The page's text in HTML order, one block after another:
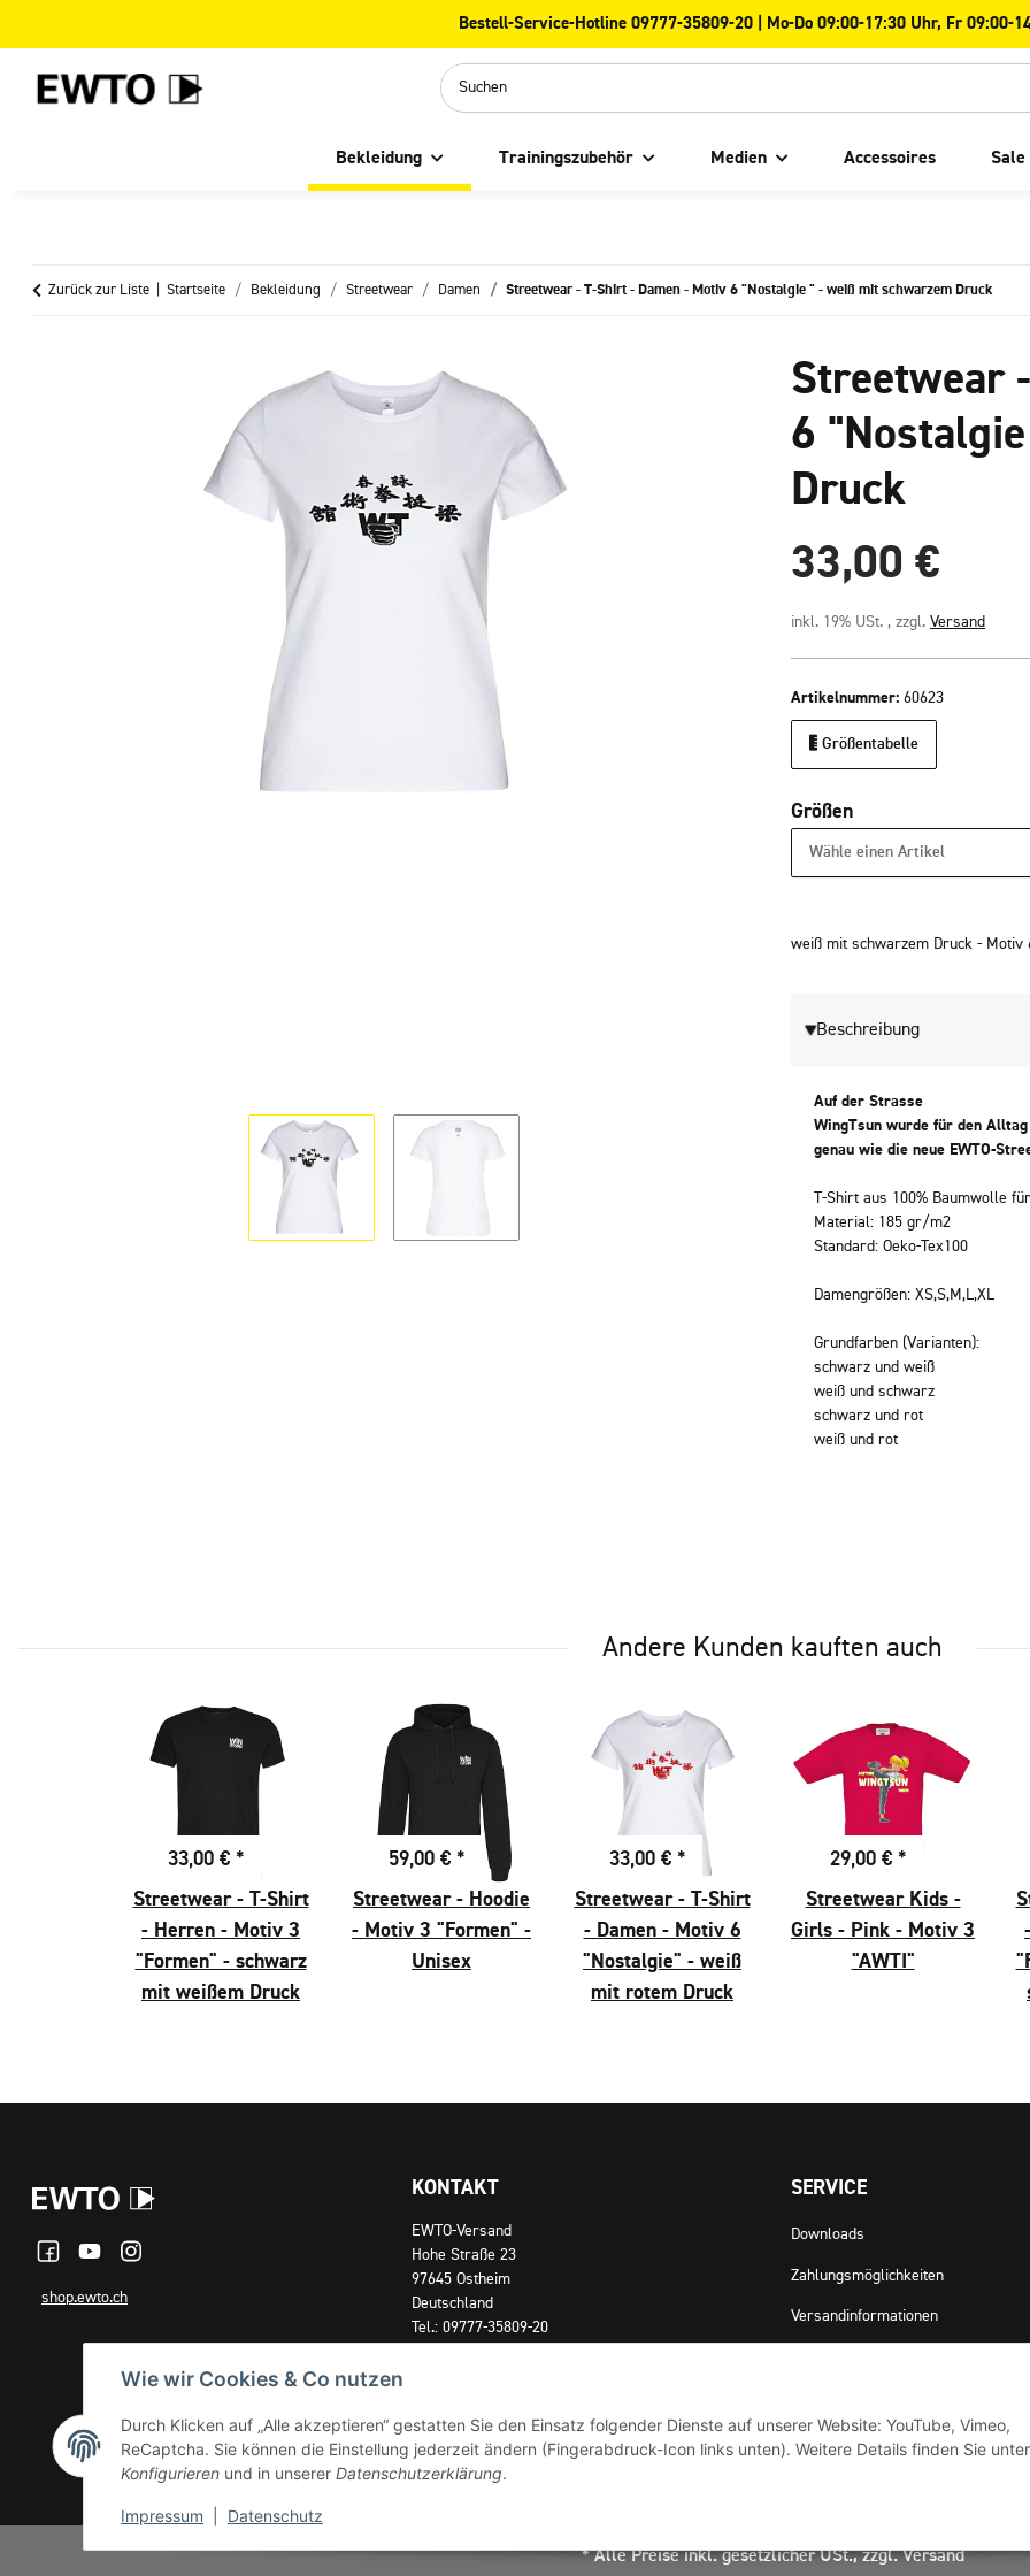
Bestell-Service-Hotline 09777-35809-20 | Mo-Do 09:00-17:30 Uhr, Fr 09:00-
Bekleidung Trainingszubehör Medien Accessoires Sale
Zurück zur Liste Startseite Bekleidung Streetwear Damen Streetwear - T-Shirt - Damen - Motiv 6 "Nostalgie " - weiß mit schwarzem Druck
Streetwear
6
Druck
33,00 €
inkl. 19% USt. , zzgl. Versand
Artikelnummer: 60623
Größentabelle
Größen
Wähle einen Artikel
weiß mit schwarzem Druck - Motiv
Beschreibung
Auf der Strasse
WingTsun wurde für den
genau wie die neue EWTO-
T-Shirt aus 100% Baumwolle
Material: 185 gr/m2
Standard: Oeko-Tex100
Damengrößen: XS,S,M,L,XL
Grundfarben (Varianten):
schwarz und weiß
weiß und schwarz
schwarz und rot
weiß und rot
Andere Kunden kauften auch
33,00 € *
Streetwear - T-Shirt
- Herren - Motiv 3
"Formen" - schwarz
mit weißem Druck
59,00 € *
Streetwear - Hoodie
- Motiv 3 "Formen" -
Unisex
33,00 € *
Streetwear - T-Shirt
- Damen - Motiv 6
"Nostalgie" - weiß
mit rotem Druck
29,00 € *
Streetwear Kids -
Girls - Pink - Motiv 3
"AWTI"
shop.ewto.ch
KONTAKT
EWTO-Versand
Hohe Straße 23
97645 Ostheim
Deutschland
Tel.: 09777-35809-20
Montag – Donnerstag: 09:00 Uhr bis 17:30 Uhr
Freitag: 09:00 Uhr bis 14:00 Uhr
Zum Kontaktformular
SERVICE
Downloads
Zahlungsmöglichkeiten
Versandinformationen
* Alle Preise inkl. gesetzlicher USt., zzgl.Versand
Wie wir Cookies & Co nutzen
Durch Klicken auf „Alle akzeptieren“ gestatten Sie den Einsatz folgender Dienste auf unserer Website: YouTube, Vimeo,
ReCaptcha. Sie können die Einstellung jederzeit ändern (Fingerabdruck-Icon links unten). Weitere Details finden Sie unter
Konfigurieren und in unserer Datenschutzerklärung.
Impressum Datenschutz